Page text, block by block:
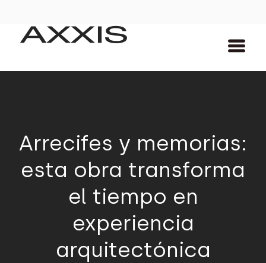
Arrecifes y memorias:
esta obra transforma
el tiempo en
experiencia
arquitectónica